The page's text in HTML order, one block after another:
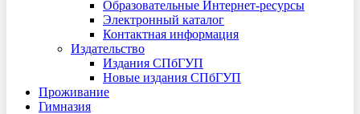
Образовательные Интернет-ресурсы
Электронный каталог
Контактная информация
Издательство
Издания СПбГУП
Новые издания СПбГУП
Проживание
Гимназия